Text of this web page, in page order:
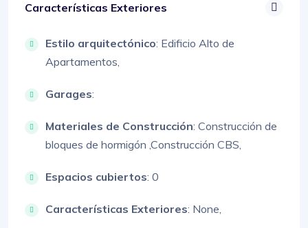
Características Exteriores
Estilo arquitectónico: Edificio Alto de
Apartamentos,
Garages:
Materiales de Construcción: Construcción de
bloques de hormigón ,Construcción CBS,
Espacios cubiertos: 0
Características Exteriores: None,